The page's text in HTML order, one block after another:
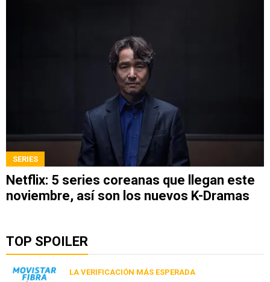
SERIES
Netflix: 5 series coreanas que llegan este
noviembre, así son los nuevos K-Dramas
TOP SPOILER
LA VERIFICACIÓN MÁS ESPERADA